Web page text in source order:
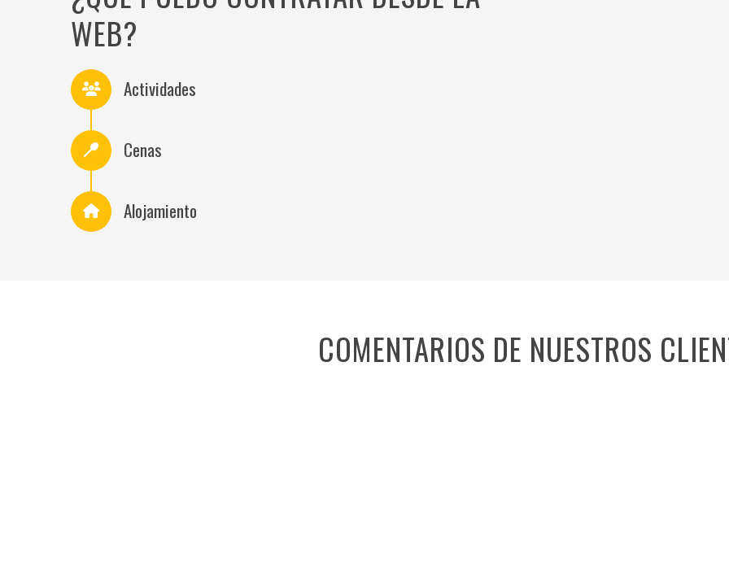
WEB?
Actividades
Cenas
Alojamiento
COMENTARIOS DE NUESTROS